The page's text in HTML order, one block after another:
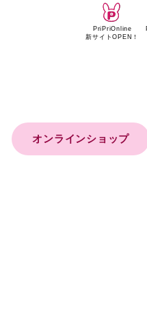
PriPriOnline
新サイトOPEN！
オンラインショップ